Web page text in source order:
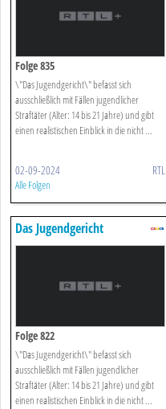
Folge 835
\"Das Jugendgericht\" befasst sich
ausschließlich mit Fällen jugendlicher
Straftäter (Alter: 14 bis 21 Jahre) und gibt
einen realistischen Einblick in die nicht ...
02-09-2024 RTL
Alle Folgen
Das Jugendgericht
Folge 822
\"Das Jugendgericht\" befasst sich
ausschließlich mit Fällen jugendlicher
Straftäter (Alter: 14 bis 21 Jahre) und gibt
einen realistischen Einblick in die nicht ...